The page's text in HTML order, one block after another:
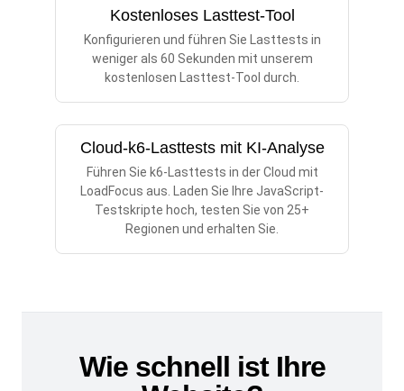
Kostenloses Lasttest-Tool
Konfigurieren und führen Sie Lasttests in
weniger als 60 Sekunden mit unserem
kostenlosen Lasttest-Tool durch.
Cloud-k6-Lasttests mit KI-Analyse
Führen Sie k6-Lasttests in der Cloud mit
LoadFocus aus. Laden Sie Ihre JavaScript-
Testskripte hoch, testen Sie von 25+
Regionen und erhalten Sie.
Wie schnell ist Ihre